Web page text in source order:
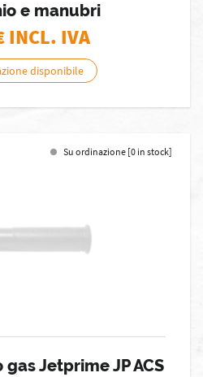
e manubri
INCL. IVA
disponibile
Su ordinazione [0 in stock]
Jetprime JP ACS